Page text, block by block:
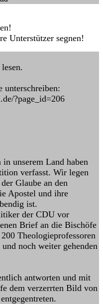
Unterstützer segnen!
unterschreiben:
?page_id=206
unserem Land haben
verfasst. Wir legen
Glaube an den
Apostel und ihre
ist.
der CDU vor
Brief an die Bischöfe
Theologieprofessoren
noch weiter ge­henden
antworten und mit
dem verzerrten Bild von